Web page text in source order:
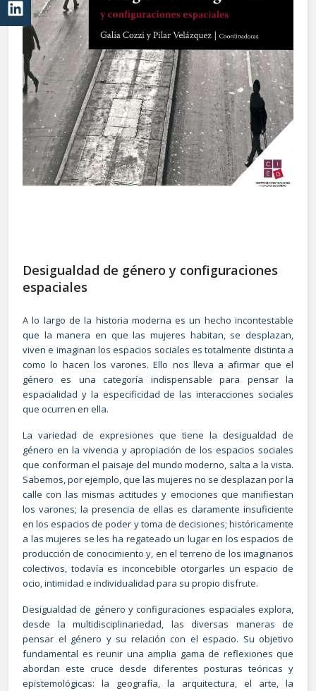
Desigualdad de género y configuraciones
espaciales
A lo largo de la historia moderna es un hecho incontestable
que la manera en que las mujeres habitan, se desplazan,
viven e imaginan los espacios sociales es totalmente distinta a
como lo hacen los varones. Ello nos lleva a afirmar que el
género es una categoría indispensable para pensar la
espacialidad y la especificidad de las interacciones sociales
que ocurren en ella.
La variedad de expresiones que tiene la desigualdad de
género en la vivencia y apropiación de los espacios sociales
que conforman el paisaje del mundo moderno, salta a la vista.
Sabemos, por ejemplo, que las mujeres no se desplazan por la
calle con las mismas actitudes y emociones que manifiestan
los varones; la presencia de ellas es claramente insuficiente
en los espacios de poder y toma de decisiones; históricamente
a las mujeres se les ha regateado un lugar en los espacios de
producción de conocimiento y, en el terreno de los imaginarios
colectivos, todavía es inconcebible otorgarles un espacio de
ocio, intimidad e individualidad para su propio disfrute.
Desigualdad de género y configuraciones espaciales explora,
desde la multidisciplinariedad, las diversas maneras de
pensar el género y su relación con el espacio. Su objetivo
fundamental es reunir una amplia gama de reflexiones que
abordan este cruce desde diferentes posturas teóricas y
epistemológicas: la geografía, la arquitectura, el arte, la